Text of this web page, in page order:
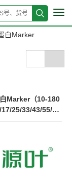
白Marker
Marker（10-180
25/33/43/55/7